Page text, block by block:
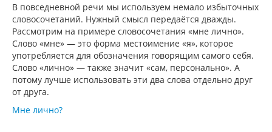
В повседневной речи мы используем немало избыточных
словосочетаний. Нужный смысл передаётся дважды.
Рассмотрим на примере словосочетания «мне лично».
Слово «мне» — это форма местоимение «я», которое
употребляется для обозначения говорящим самого себя.
Слово «лично» — также значит «сам, персонально». А
потому лучше использовать эти два слова отдельно друг
от друга.
Мне лично?